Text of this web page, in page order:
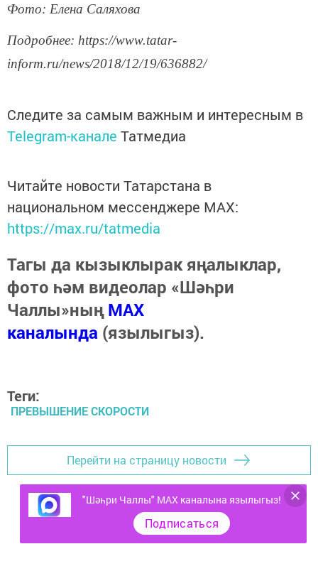
Фото: Елена Саляхова
Подробнее: https://www.tatar-
inform.ru/news/2018/12/19/636882/
Следите за самым важным и интересным в
Telegram-канале Татмедиа
Читайте новости Татарстана в
национальном мессенджере MАХ:
https://max.ru/tatmedia
Тагы да кызыклырак яңалыклар,
фото һәм видеолар «Шәһри
Чаллы»ныңMAX
каналында (язылыгыз).
Теги:
ПРЕВЫШЕНИЕ СКОРОСТИ
Перейти на страницу новости
"Шәһри Чаллы" MAX каналына язылыгыз!
Подписаться